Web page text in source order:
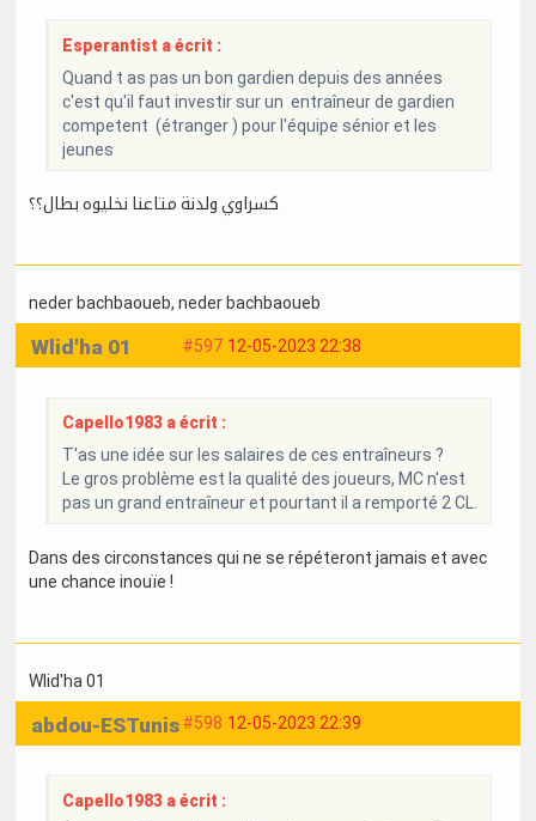
Esperantist a écrit :
Quand t as pas un bon gardien depuis des années
c'est qu'il faut investir sur un entraîneur de gardien
competent (étranger ) pour l'équipe sénior et les
jeunes
كسراوي ولدنة متاعنا نخليوه بطال؟؟
neder bachbaoueb, neder bachbaoueb
#597 12-05-2023 22:38
Wlid'ha 01
Capello1983 a écrit :
T'as une idée sur les salaires de ces entraîneurs ?
Le gros problème est la qualité des joueurs, MC n'est
pas un grand entraîneur et pourtant il a remporté 2 CL.
Dans des circonstances qui ne se répéteront jamais et avec
une chance inouïe !
Wlid'ha 01
#598 12-05-2023 22:39
abdou-ESTunis
Capello1983 a écrit :